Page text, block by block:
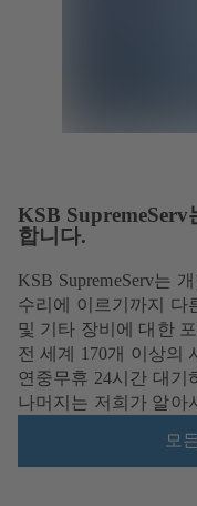
KSB
합니다.
KSB SupremeServ는
수리에 이르기까지 다
및 기타 장비에 대한
전 세계 170개 이상의
연중무휴 24시간 대기
나머지는 저희가 알아
모